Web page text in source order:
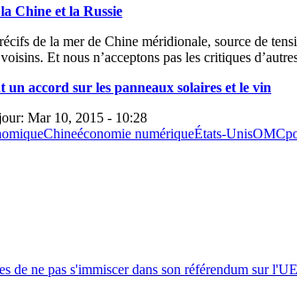
Chine et la Russie
de la mer de Chine méridionale, source de
Et nous n’acceptons pas les critiques
accord sur les panneaux solaires et le vin
Mar 10, 2015 - 10:28
Chineéconomie numériqueÉtats-UnisOMC
ne pas s'immiscer dans son référendum sur l'UE